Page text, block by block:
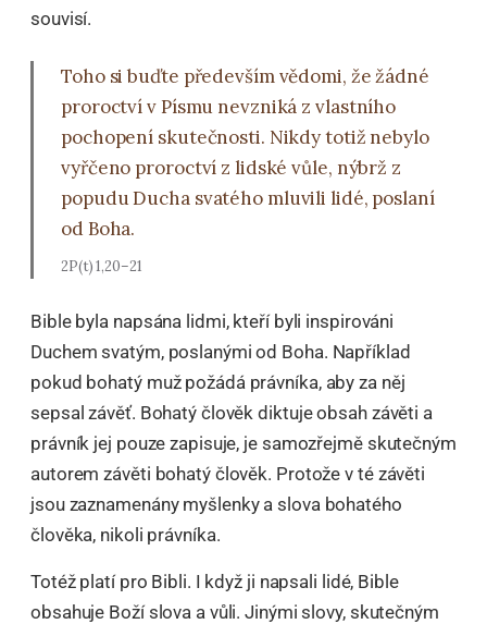
souvisí.
Toho si buďte především vědomi, že žádné
proroctví v Písmu nevzniká z vlastního
pochopení skutečnosti. Nikdy totiž nebylo
vyřčeno proroctví z lidské vůle, nýbrž z
popudu Ducha svatého mluvili lidé, poslaní
od Boha.
2P(t) 1,20–21
Bible byla napsána lidmi, kteří byli inspirováni
Duchem svatým, poslanými od Boha. Například
pokud bohatý muž požádá právníka, aby za něj
sepsal závěť. Bohatý člověk diktuje obsah závěti a
právník jej pouze zapisuje, je samozřejmě skutečným
autorem závěti bohatý člověk. Protože v té závěti
jsou zaznamenány myšlenky a slova bohatého
člověka, nikoli právníka.
Totéž platí pro Bibli. I když ji napsali lidé, Bible
obsahuje Boží slova a vůli. Jinými slovy, skutečným